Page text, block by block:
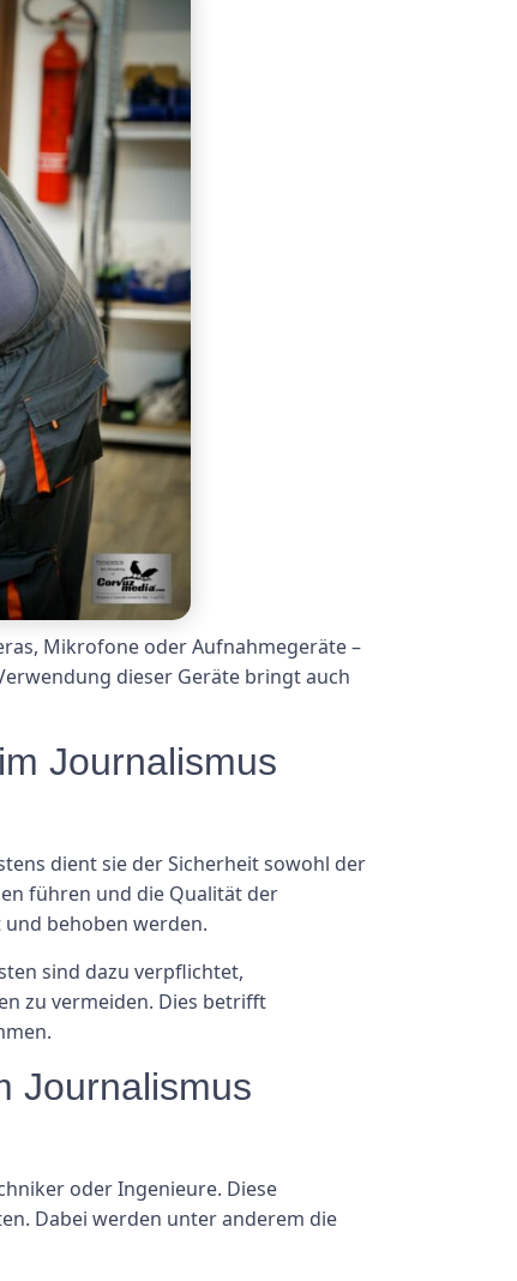
Mikrofone oder Aufnahmegeräte –
dieser Geräte bringt auch
Journalismus
dient sie der Sicherheit sowohl der
führen und die Qualität der
behoben werden.
sind dazu verpflichtet,
zu vermeiden. Dies betrifft
Journalismus
oder Ingenieure. Diese
Dabei werden unter anderem die